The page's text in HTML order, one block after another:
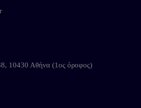
10430 Αθήνα (1ος όροφος)